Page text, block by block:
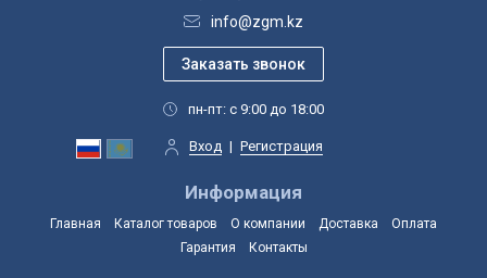
info@zgm.kz
пн-пт: с 9:00 до 18:00
Вход | Регистрация
Информация
Главная Каталог товаров О компании Доставка
Оплата
Гарантия
Контакты